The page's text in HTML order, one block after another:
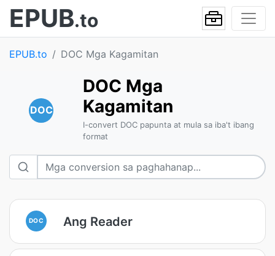
EPUB.to
EPUB.to DOC Mga Kagamitan
DOC
DOC Mga
Kagamitan
I-convert DOC papunta at mula sa iba't ibang
format
DOC Ang Reader